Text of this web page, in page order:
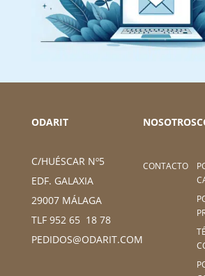
ODARIT
C/HUÉSCAR Nº5
EDF. GALAXIA
29007 MÁLAGA
TLF 952 65 18 78
PEDIDOS@ODARIT.COM
NOSOTROS
CONTACTO